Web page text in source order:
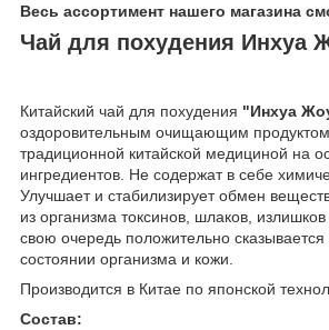
Весь ассортимент нашего магазина
Чай для похудения Инхуа
Китайский чай для похудения "Инхуа
оздоровительным очищающим
традиционной китайской медициной на
ингредиентов. Не содержат в себе
Улучшает и стабилизирует обмен
из организма токсинов, шлаков,
свою очередь положительно
состоянии организма и кожи.
Производится в Китае по японской
Cостав: